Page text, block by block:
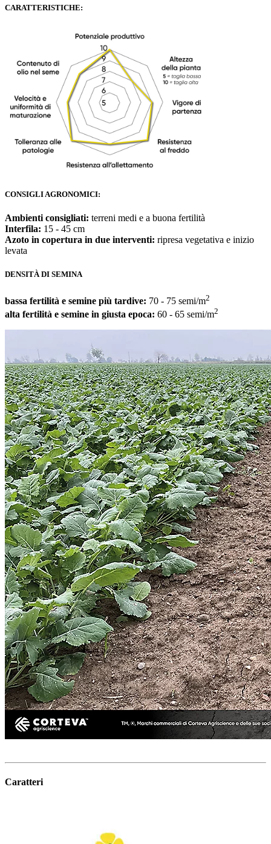
CARATTERISTICHE:
CONSIGLI AGRONOMICI:
Ambienti consigliati: terreni medi e a buona fertilità
Interfila: 15 - 45 cm
Azoto in copertura in due interventi: ripresa vegetativa e inizio
levata
DENSITÀ DI SEMINA
bassa fertilità e semine più tardive: 70 - 75 semi/m2
alta fertilità e semine in giusta epoca: 60 - 65 semi/m2
Caratteri